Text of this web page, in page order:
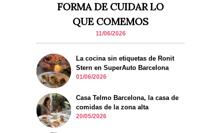
FORMA DE CUIDAR LO
QUE COMEMOS
11/06/2026
La cocina sin etiquetas de Ronit
Stern en SuperAuto Barcelona
01/06/2026
Casa Telmo Barcelona, la casa de
comidas de la zona alta
20/05/2026